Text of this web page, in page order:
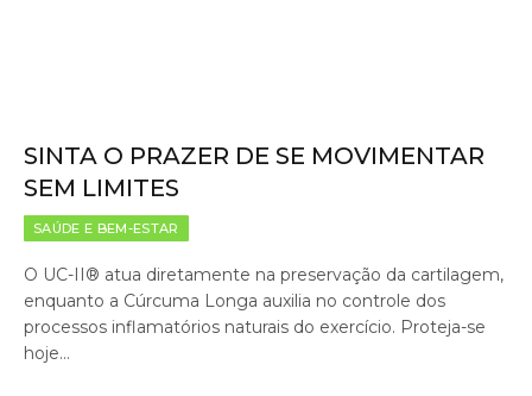
SINTA O PRAZER DE SE MOVIMENTAR
SEM LIMITES
SAÚDE E BEM-ESTAR
O UC-II® atua diretamente na preservação da cartilagem,
enquanto a Cúrcuma Longa auxilia no controle dos
processos inflamatórios naturais do exercício. Proteja-se
hoje…